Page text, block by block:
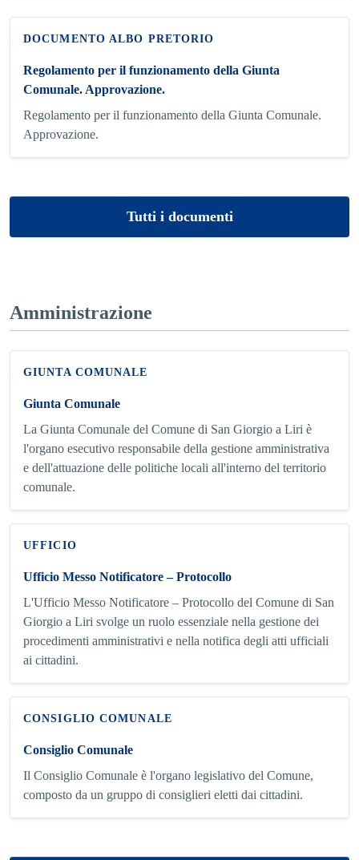
DOCUMENTO ALBO PRETORIO
Regolamento per il funzionamento della Giunta
Comunale. Approvazione.
Regolamento per il funzionamento della Giunta Comunale.
Approvazione.
Tutti i documenti
Amministrazione
GIUNTA COMUNALE
Giunta Comunale
La Giunta Comunale del Comune di San Giorgio a Liri è
l'organo esecutivo responsabile della gestione amministrativa
e dell'attuazione delle politiche locali all'interno del territorio
comunale.
UFFICIO
Ufficio Messo Notificatore – Protocollo
L'Ufficio Messo Notificatore – Protocollo del Comune di San
Giorgio a Liri svolge un ruolo essenziale nella gestione dei
procedimenti amministrativi e nella notifica degli atti ufficiali
ai cittadini.
CONSIGLIO COMUNALE
Consiglio Comunale
Il Consiglio Comunale è l'organo legislativo del Comune,
composto da un gruppo di consiglieri eletti dai cittadini.